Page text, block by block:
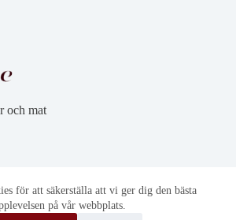
för att säkerställa att vi ger dig den bästa
på vår webbplats.
och mat
15